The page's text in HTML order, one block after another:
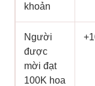
khoản
Người
được
mời đạt
100K hoa